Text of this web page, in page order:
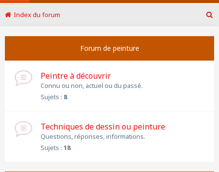
Index du forum
Forum de peinture
Peintre à découvrir
Connu ou non, actuel ou du passé.
Sujets : 8
Techniques de dessin ou peinture
Questions, réponses, informations.
Sujets : 18